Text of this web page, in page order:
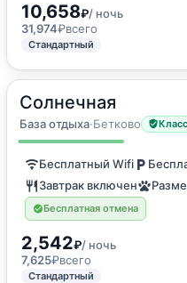
10,658₽/ ночь
31,974₽всего
Стандартный
Солнечная
База отдыха·Бетково
24м2 ·3 гостя
Трехместный номер
Бесплатный Wifi
Завтрак включен
Бесплатная отмена
2,542₽/ ночь
7,625₽всего
Стандартный